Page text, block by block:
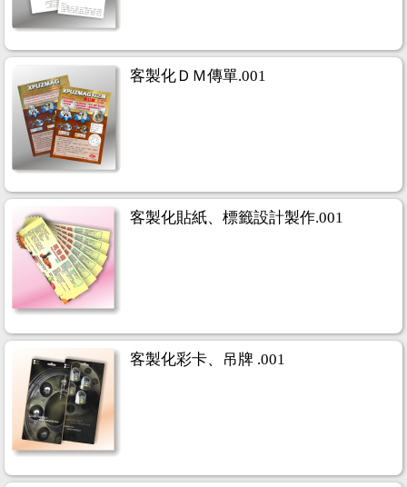
客製化ＤＭ傳單.001
客製化貼紙、標籤設計製作.001
客製化彩卡、吊牌 .001